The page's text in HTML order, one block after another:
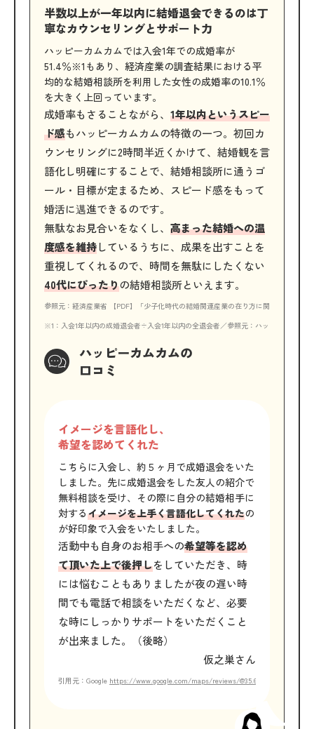
半数以上が一年以内に結婚退会できるのは丁
寧なカウンセリングとサポート力
ハッピーカムカムでは入会1年での成婚率が
51.4％※1もあり、経済産業の調査結果における平
均的な結婚相談所を利用した女性の成婚率の10.1％
を大きく上回っています。
成婚率もさることながら、 1年以内というスピー
ド感もハッピーカムカムの特徴の一つ。初回カ
ウンセリングに2時間半近くかけて、結婚観を言
語化し明確にすることで、結婚相談所に通うゴ
ール・目標が定まるため、スピード感をもって
婚活に邁進できるのです。
無駄なお見合いをなくし、 高まった結婚への温
度感を維持しているうちに、成果を出すことを
重視してくれるので、時間を無駄にしたくない
40代にぴったりの結婚相談所といえます。
参照元：経済産業省 【PDF】「少子化時代の結婚関連産業の在り方に関する調査研
※1：入会1年以内の成婚退会者÷入会1年以内の全退会者／参照元：ハッピーカムカム
ハッピーカムカムの
口コミ
イメージを言語化し、
希望を認めてくれた
こちらに入会し、約５ヶ月で成婚退会をいた
しました。先に成婚退会をした友人の紹介で
無料相談を受け、その際に自分の結婚相手に
対するイメージを上手く言語化してくれたの
が好印象で入会をいたしました。
活動中も自身のお相手への希望等を認め
て頂いた上で後押しをしていただき、時
には悩むこともありましたが夜の遅い時
間でも電話で相談をいただくなど、必要
な時にしっかりサポートをいただくこと
が出来ました。（後略）
仮之巣さん
引用元：Google https://www.google.com/maps/reviews/